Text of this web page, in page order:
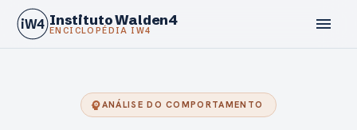
iW4 Instituto Walden4
ENCICLOPÉDIA IW4 menu
psychologyANÁLISE DO COMPORTAMENTO